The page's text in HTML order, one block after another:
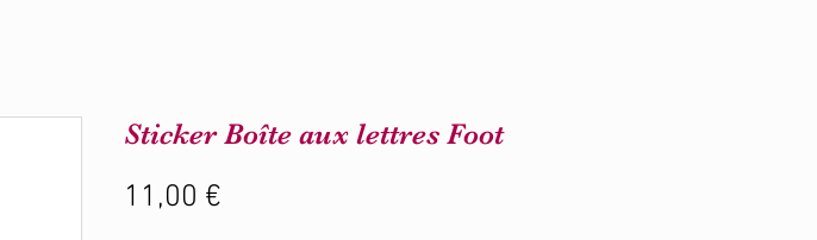
Sticker Boîte aux lettres Foot
11,00 €